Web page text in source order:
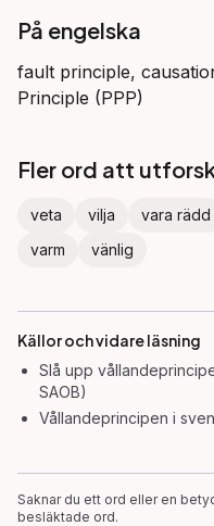
På engelska
fault principle,
Principle (PPP)
Fler ord att
veta vilja vara rädd
varm
vänlig
Källor och vidare läsning
Slå upp
SAOB)
Vållandeprincipen i
Saknar du ett ord eller en
besläktade ord.